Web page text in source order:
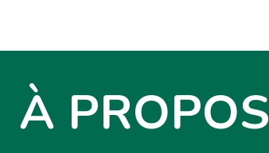
À PROPOS